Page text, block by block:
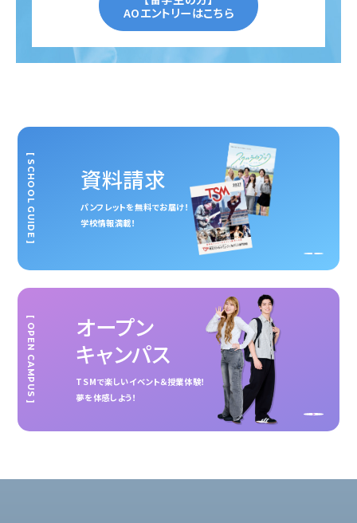
AOエントリーはこちら
資料請求
パンフレットを無料でお届け！
学校情報満載！
[ SCHOOL GUIDE ]
オープン
キャンパス
TSMで楽しいイベント＆授業体験！
夢を体感しよう！
[ OPEN CAMPUS ]